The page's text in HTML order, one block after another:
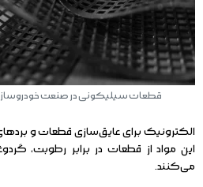
قطعات سیلیکونی در صنعت
الکترونیک برای عایق‌سازی قطعات و
این مواد از قطعات در برابر رطوبت،
می‌کنند.